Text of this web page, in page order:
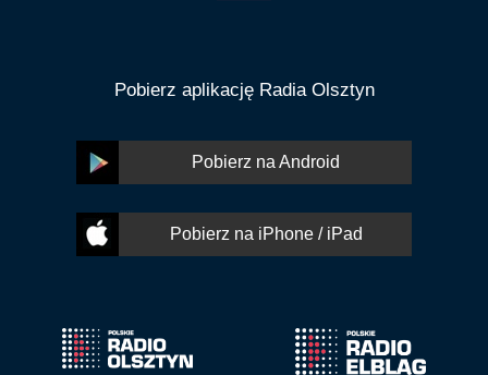
Pobierz aplikację Radia Olsztyn
Pobierz na Android
Pobierz na iPhone / iPad